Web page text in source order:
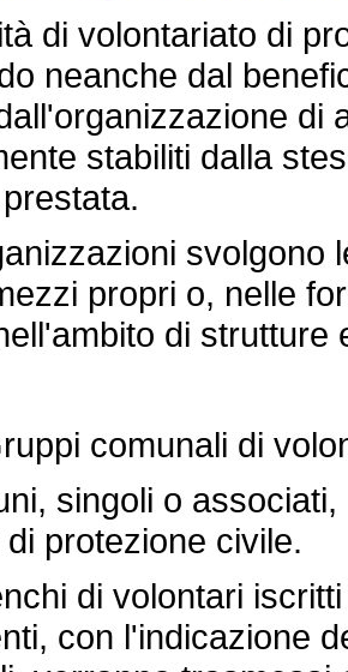
di volontariato di
neanche dal
di
stabiliti dalla
svolgono
propri o, nelle
di
comunali di
singoli o associati,
protezione civile.
di volontari iscritti
con l'indicazione